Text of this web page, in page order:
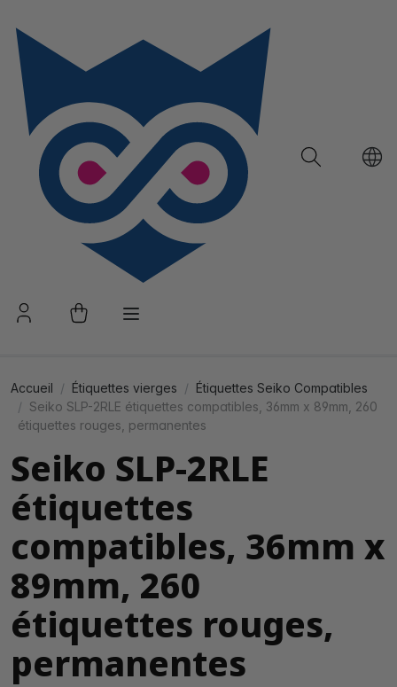
Accueil Étiquettes vierges
Étiquettes Seiko Compatibles
Seiko SLP-2RLE étiquettes compatibles, 36mm x 89mm, 260
étiquettes rouges, permanentes
Seiko SLP-2RLE
étiquettes
compatibles, 36mm x
89mm, 260
étiquettes rouges,
permanentes